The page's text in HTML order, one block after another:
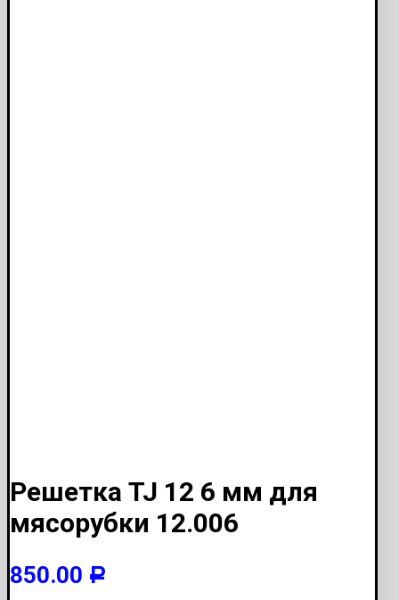
Решетка TJ 12 6 мм для
мясорубки 12.006
850.00 Р